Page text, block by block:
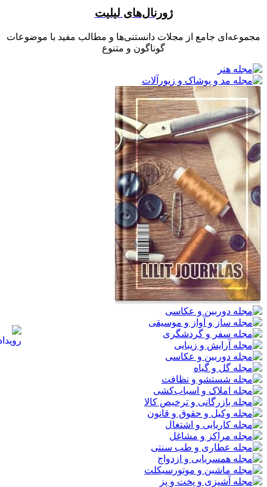
ژورنال‌های لیلیت
مجموعه‌ای جامع از مجلات دانستنی‌ها و مطالب مفید با موضوعات
گوناگون و متنوع